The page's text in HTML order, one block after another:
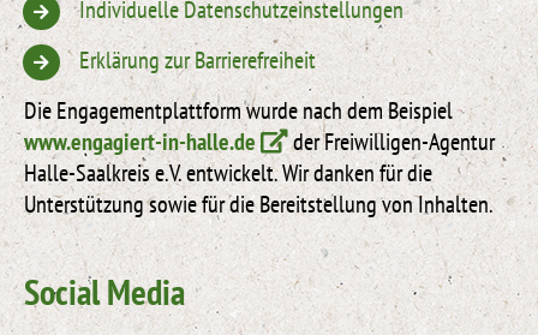
Individuelle Datenschutzeinstellungen
Erklärung zur Barrierefreiheit
Die Engagementplattform wurde nach dem Beispiel
www.engagiert-in-halle.de
der Freiwilligen-Agentur
Halle-Saalkreis e.V. entwickelt. Wir danken für die
Unterstützung sowie für die Bereitstellung von Inhalten.
Social Media